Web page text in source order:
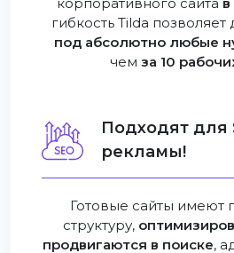
гибкость Tilda позволяет
под абсолютно любые
чем за 10
Подходят для
рекламы!
Готовые сайты имеют
структуру,
продвигаются в поиске,